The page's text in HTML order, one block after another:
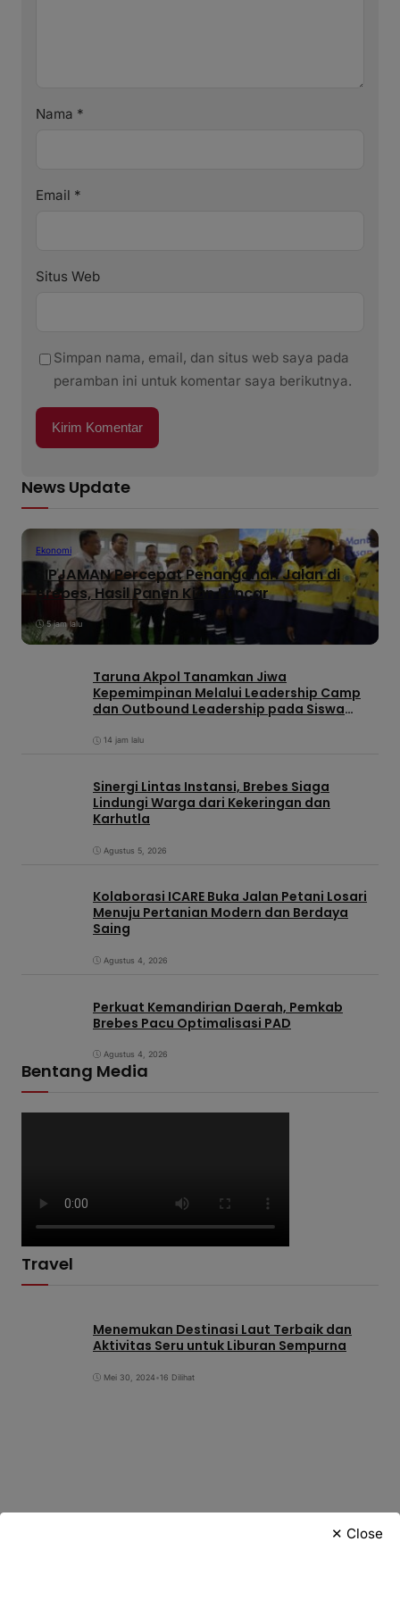
Nama *
Email *
Situs Web
Simpan nama, email, dan situs web saya pada
peramban ini untuk komentar saya berikutnya.
News Update
Ekonomi
SIPJAMAN Percepat Penanganan Jalan di
Brebes, Hasil Panen Kian Lancar
5 jam lalu
Taruna Akpol Tanamkan Jiwa
Kepemimpinan Melalui Leadership Camp
dan Outbound Leadership pada Siswa
14 jam lalu
Sinergi Lintas Instansi, Brebes Siaga
Lindungi Warga dari Kekeringan dan
Karhutla
Agustus 5, 2026
Kolaborasi ICARE Buka Jalan Petani Losari
Menuju Pertanian Modern dan Berdaya
Saing
Agustus 4, 2026
Perkuat Kemandirian Daerah, Pemkab
Brebes Pacu Optimalisasi PAD
Agustus 4, 2026
Bentang Media
Travel
Menemukan Destinasi Laut Terbaik dan
Aktivitas Seru untuk Liburan Sempurna
Mei 30, 2024•16 Dilihat
✕ Close